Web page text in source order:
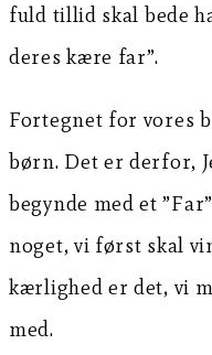
fuld tillid skal bede
deres kære far”.
Fortegnet for vores
børn. Det er derfor,
begynde med et
noget, vi først skal
kærlighed er det, vi
med.